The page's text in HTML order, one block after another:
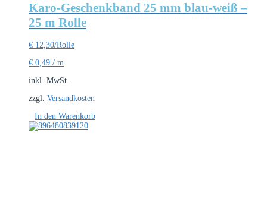
Karo-Geschenkband 25 mm blau-weiß –
25 m Rolle
€ 12,30/Rolle
€ 0,49 / m
inkl. MwSt.
zzgl. Versandkosten
In den Warenkorb